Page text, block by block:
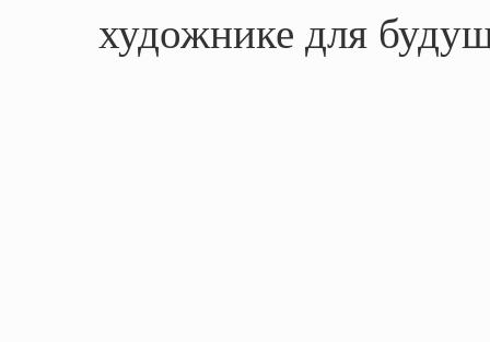
художнике для